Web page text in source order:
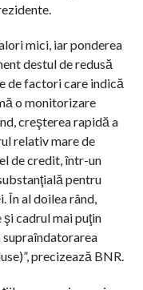
mici, iar ponderea
destul de redusă
de factori care indică
o monitorizare
creşterea rapidă a
relativ mare de
de credit, într-un
pentru
În al doilea rând,
cadrul mai puţin
precizează BNR.